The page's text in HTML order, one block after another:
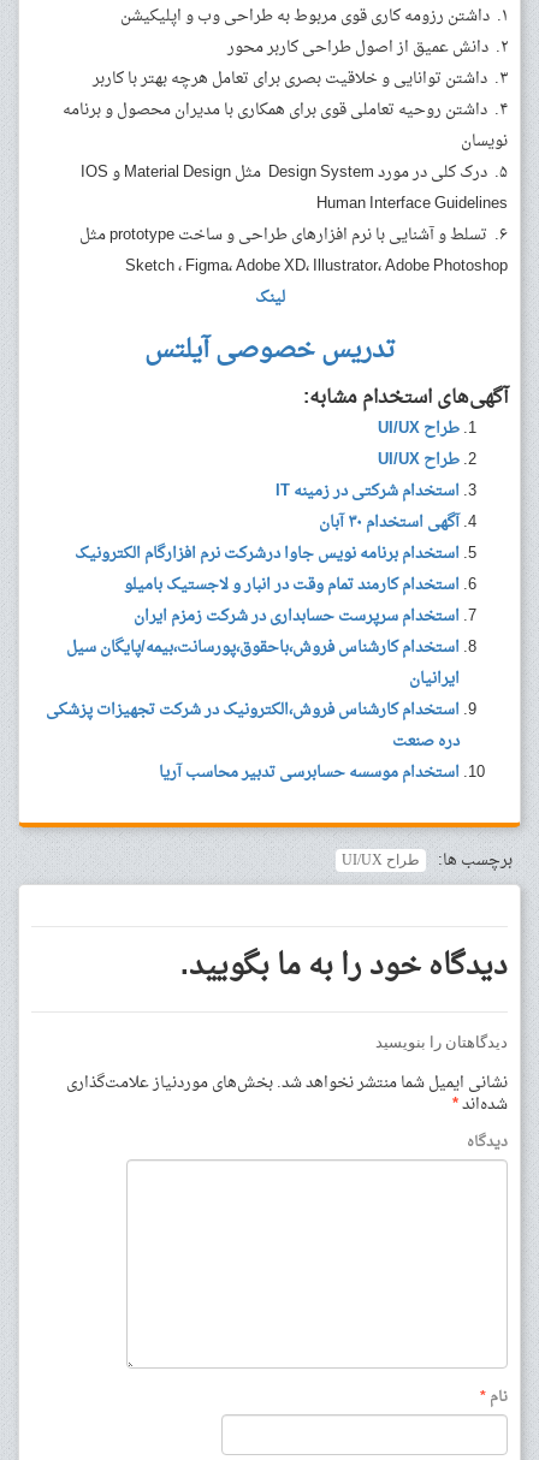
۱. داشتن رزومه کاری قوی مربوط به طراحی وب و اپلیکیشن
۲. دانش عمیق از اصول طراحی کاربر محور
۳. داشتن توانایی و خلاقیت بصری برای تعامل هرچه بهتر با کاربر
۴. داشتن روحیه تعاملی قوی برای همکاری با مدیران محصول و برنامه‌
نویسان
۵. درک کلی در مورد Design System مثل Material Design و ‌IOS
Human Interface Guidelines
۶. تسلط و آشنایی با نرم افزارهای طراحی و ساخت prototype مثل
Sketch ، Figma، Adobe XD، Illustrator، Adobe Photoshop
لینک
تدریس خصوصی آیلتس
آگهی‌های استخدام مشابه:
طراح UI/UX
طراح UI/UX
استخدام شرکتی در زمینه IT
آگهی استخدام ۳۰ آبان
استخدام برنامه نویس جاوا درشرکت نرم افزارگام الکترونیک
استخدام کارمند تمام وقت در انبار و لاجستیک بامیلو
استخدام سرپرست حسابداری در شرکت زمزم ایران
استخدام کارشناس فروش،باحقوق،پورسانت،بیمه/پایگان سیل
ایرانیان
استخدام کارشناس فروش،الکترونیک در شرکت تجهیزات پزشکی
دره صنعت
استخدام موسسه حسابرسی تدبیر محاسب آریا
برچسب ها: طراح UI/UX
دیدگاه خود را به ما بگویید.
دیدگاهتان را بنویسید
نشانی ایمیل شما منتشر نخواهد شد.بخش‌های موردنیاز علامت‌گذاری
شده‌اند*
دیدگاه
نام*